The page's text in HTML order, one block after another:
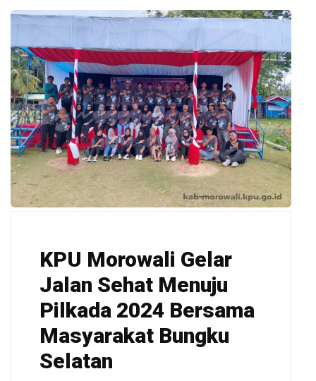
KPU Morowali Gelar
Jalan Sehat Menuju
Pilkada 2024 Bersama
Masyarakat Bungku
Selatan